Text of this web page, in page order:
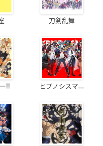
刀剣乱舞
!! ヒプノシスマ...